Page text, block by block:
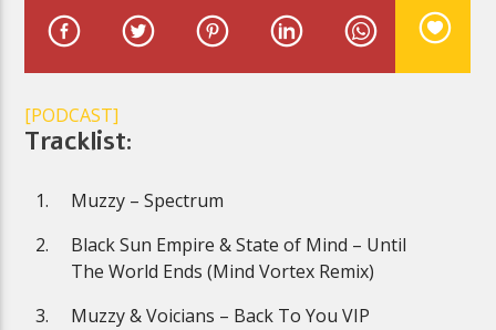
Jah Watch Man
Ijahman Levi
Planeta Reggae
[PODCAST]
Tracklist:
Muzzy – Spectrum
Black Sun Empire & State of Mind – Until
The World Ends (Mind Vortex Remix)
Muzzy & Voicians – Back To You VIP